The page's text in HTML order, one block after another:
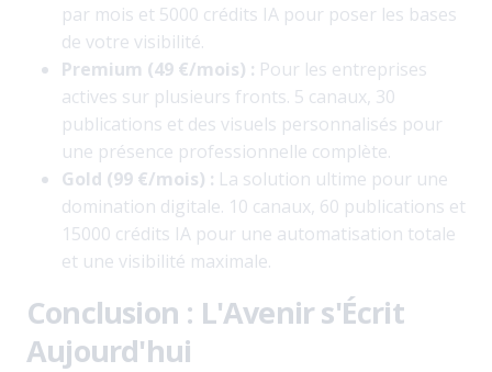
par mois et 5000 crédits IA pour poser les bases
de votre visibilité.
Premium (49 €/mois) : Pour les entreprises
actives sur plusieurs fronts. 5 canaux, 30
publications et des visuels personnalisés pour
une présence professionnelle complète.
Gold (99 €/mois) : La solution ultime pour une
domination digitale. 10 canaux, 60 publications et
15000 crédits IA pour une automatisation totale
et une visibilité maximale.
Conclusion : L'Avenir s'Écrit
Aujourd'hui